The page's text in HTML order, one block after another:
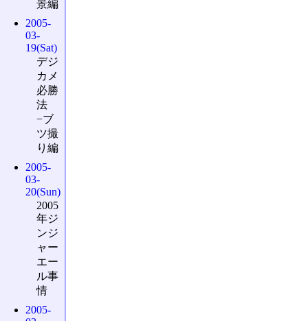
景編
2005-
03-
19(Sat)
デジ
カメ
必勝
法
−ブ
ツ撮
り編
2005-
03-
20(Sun)
2005
年ジ
ンジ
ャー
エー
ル事
情
2005-